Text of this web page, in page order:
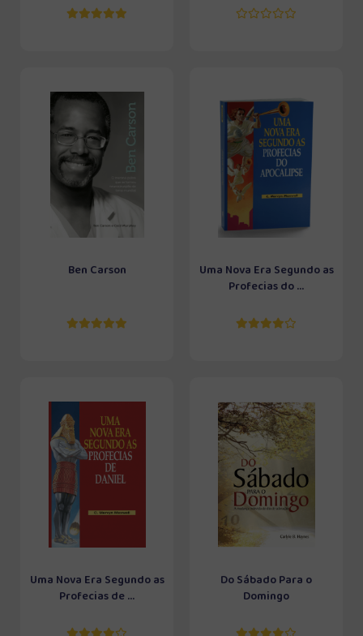
Ben Carson
Uma Nova Era Segundo as
Profecias do ...
Uma Nova Era Segundo as
Profecias de ...
Do Sábado Para o
Domingo